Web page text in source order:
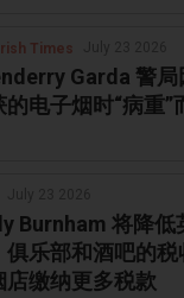
Times
Garda 警
的电子烟时“病重”
Burnham 将降低
俱乐部和酒吧的
店缴纳更多税款